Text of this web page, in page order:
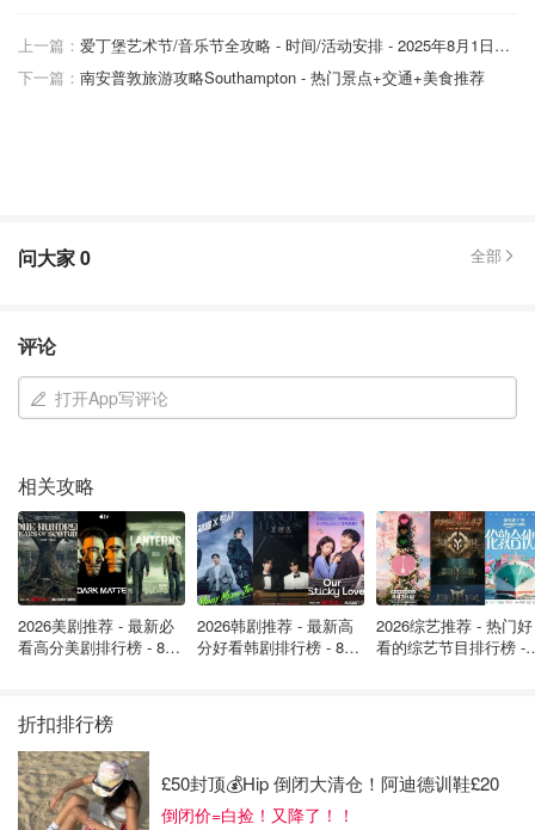
图片来自于@ unsplash，版权属于原作者
身长更加细长一点，“腰线”非常明显
颜色多是黑色、黄色、棕色相间，具有大大小小的斑点
周身则相对光滑一些
马蜂和蜜蜂的蜂巢区别
蜜蜂巢：
上一篇：
爱丁堡艺术节/音乐节全攻略 - 时间/活动安排 - 2025年8月1日盛大开幕！
下一篇： 南安普敦旅游攻略Southampton - 热门景点+交通+美食推荐
问大家0 全部
评论
打开App写评论
相关攻略
2026美剧推荐 - 最新必
看高分美剧排行榜 - 8月
2026韩剧推荐 - 最新高
分好看韩剧排行榜 - 8月
2026综艺推荐 - 热门好
看的综艺节目排行榜 -
折扣排行榜
£50封顶💰Hip 倒闭大清仓！阿迪德训鞋£20
倒闭价=白捡！又降了！！